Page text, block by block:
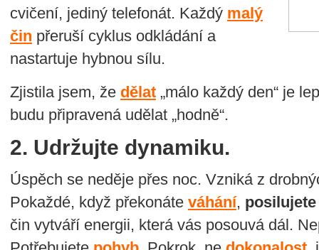
cvičení, jediný telefonát. Každý malý
čin přeruší cyklus odkládání a
nastartuje hybnou sílu.
Zjistila jsem, že dělat „málo každý den“ je
budu připravená udělat „hodně“.
2. Udržujte dynamiku.
Úspěch se neděje přes noc. Vzniká z
Pokaždé, když překonáte váhání,
čin vytváří energii, která vás posouvá dál.